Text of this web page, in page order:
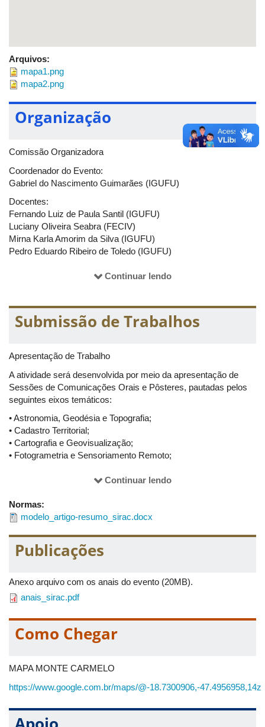
Arquivos:
mapa1.png
mapa2.png
Organização
Comissão Organizadora
Coordenador do Evento:
Gabriel do Nascimento Guimarães (IGUFU)
Docentes:
Fernando Luiz de Paula Santil (IGUFU)
Luciany Oliveira Seabra (FECIV)
Mirna Karla Amorim da Silva (IGUFU)
Pedro Eduardo Ribeiro de Toledo (IGUFU)
Carlos Roberto Borges Junior (IGUFU)
Douglas Santana Serato (FECIV)
Valdiney José da Silva (IGUFU)
Weldon Santos Martins (IGUFU)
Continuar lendo
Submissão de Trabalhos
Apresentação de Trabalho
A atividade será desenvolvida por meio da apresentação de
Sessões de Comunicações Orais e Pôsteres, pautadas pelos
seguintes eixos temáticos:
• Astronomia, Geodésia e Topografia;
• Cadastro Territorial;
• Cartografia e Geovisualização;
• Fotogrametria e Sensoriamento Remoto;
• Planejamento Ambiental e Urbano.
As datas para submissão dos trabalhos, bem como parecer e
divulgação dos trabalhos aceitos, seguirão a seguinte agenda:
• Divulgação dos trabalhos aceitos: até 14/10/2016
Os interessados poderão submeter trabalhos no formato de
Continuar lendo
Normas:
modelo_artigo-resumo_sirac.docx
Publicações
Anexo arquivo com os anais do evento (20MB).
anais_sirac.pdf
Como Chegar
MAPA MONTE CARMELO
https://www.google.com.br/maps/@-18.7300906,-47.4956958,14z